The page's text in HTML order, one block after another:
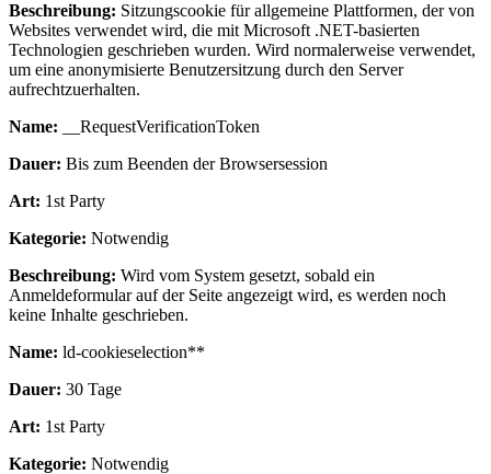
Beschreibung: Sitzungscookie für allgemeine Plattformen, der von
Websites verwendet wird, die mit Microsoft .NET-basierten
Technologien geschrieben wurden. Wird normalerweise verwendet,
um eine anonymisierte Benutzersitzung durch den Server
aufrechtzuerhalten.
Name: __RequestVerificationToken
Dauer: Bis zum Beenden der Browsersession
Art: 1st Party
Kategorie: Notwendig
Beschreibung: Wird vom System gesetzt, sobald ein
Anmeldeformular auf der Seite angezeigt wird, es werden noch
keine Inhalte geschrieben.
Name: ld-cookieselection**
Dauer: 30 Tage
Art: 1st Party
Kategorie: Notwendig